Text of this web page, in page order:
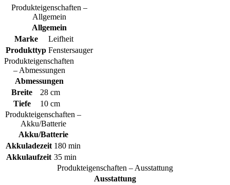
Produkteigenschaften –
Allgemein
Allgemein
Marke
Leifheit
Produkttyp Fenstersauger
Produkteigenschaften
– Abmessungen
Abmessungen
Breite
28 cm
Tiefe
10 cm
Produkteigenschaften –
Akku/Batterie
Akku/Batterie
Akkuladezeit 180 min
Akkulaufzeit 35 min
Produkteigenschaften – Ausstattung
Ausstattung